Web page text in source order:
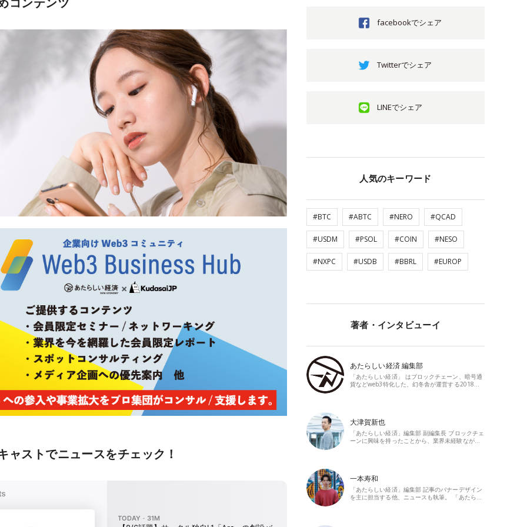
ャストでニュースをチェック！
facebookでシェア
Twitterでシェア
LINEでシェア
人気のキーワード
#BTC #ABTC #NERO #QCAD
#USDM #PSOL #COIN #NESO
#NXPC #USDB #BBRL #EUROP
著者・インタビューイ
あたらしい経済 編集部
「あたらしい経済」 はブロックチェーン、暗号通
貨などweb3特化した、幻冬舎が運営する2018…
大津賀新也
「あたらしい経済」編集部 副編集長 ブロックチェ
ーンに興味を持ったことから、業界未経験なが…
一本寿和
「あたらしい経済」編集部 記事のバナーデザイン
を主に担当する他、ニュースも執筆。 「あたら…